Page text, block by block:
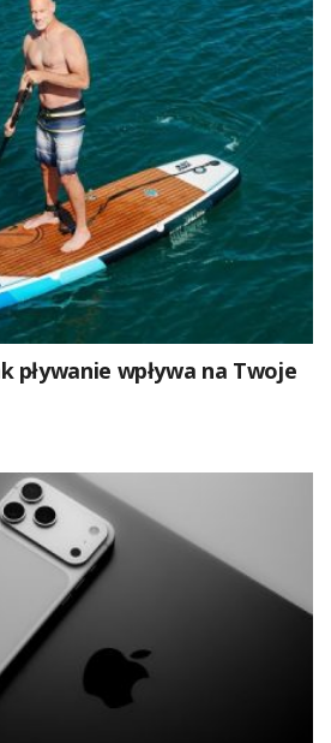
pływanie wpływa na Twoje